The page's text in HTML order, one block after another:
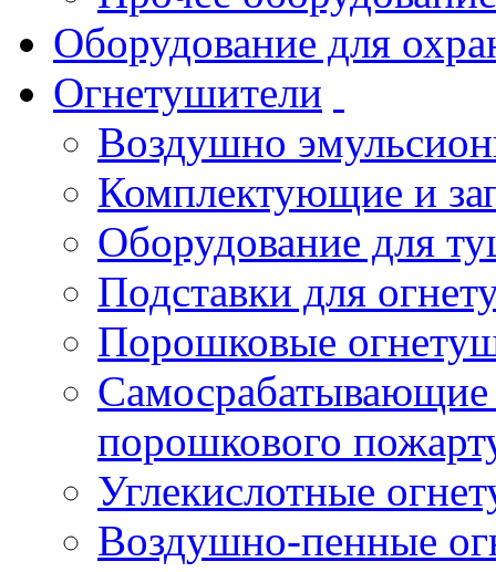
Оборудование для
Огнетушители
Воздушно
Комплектующие и
Оборудование для
Подставки для
Порошковые
порошкового
Углекислотные
Воздушно-пенные